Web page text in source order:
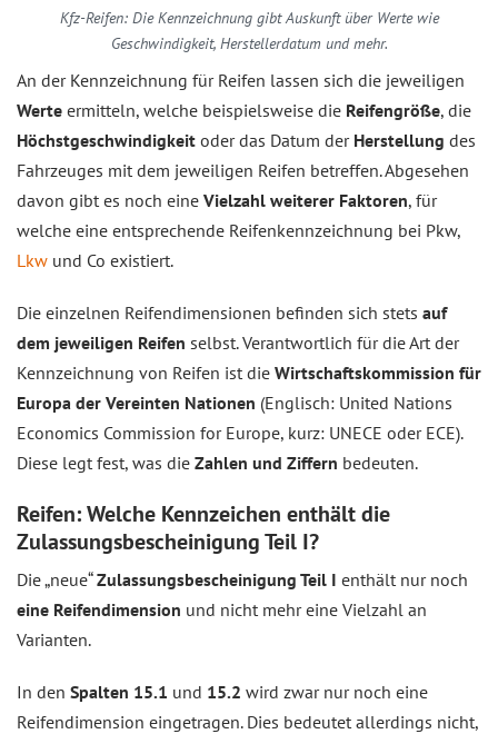
Kfz-Reifen: Die Kennzeichnung gibt Auskunft über Werte wie
Geschwindigkeit, Herstellerdatum und mehr.
An der Kennzeichnung für Reifen lassen sich die jeweiligen
Werte ermitteln, welche beispielsweise die Reifengröße, die
Höchstgeschwindigkeit oder das Datum der Herstellung des
Fahrzeuges mit dem jeweiligen Reifen betreffen. Abgesehen
davon gibt es noch eine Vielzahl weiterer Faktoren, für
welche eine entsprechende Reifenkennzeichnung bei Pkw,
Lkw und Co existiert.
Die einzelnen Reifendimensionen befinden sich stets auf
dem jeweiligen Reifen selbst. Verantwortlich für die Art der
Kennzeichnung von Reifen ist die Wirtschaftskommission für
Europa der Vereinten Nationen (Englisch: United Nations
Economics Commission for Europe, kurz: UNECE oder ECE).
Diese legt fest, was die Zahlen und Ziffern bedeuten.
Reifen: Welche Kennzeichen enthält die
Zulassungsbescheinigung Teil I?
Die „neue“Zulassungsbescheinigung Teil I enthält nur noch
eine Reifendimension und nicht mehr eine Vielzahl an
Varianten.
In den Spalten 15.1 und 15.2 wird zwar nur noch eine
Reifendimension eingetragen. Dies bedeutet allerdings nicht,